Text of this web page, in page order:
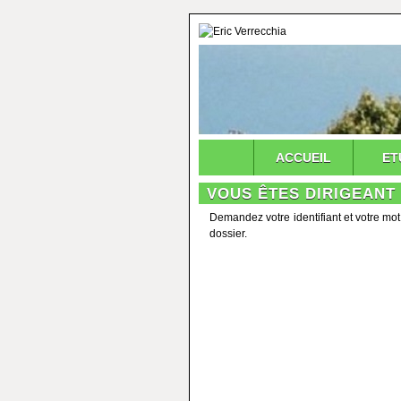
ACCUEIL
VOUS ÊTES
Demandez votre identifiant et votre
dossier.